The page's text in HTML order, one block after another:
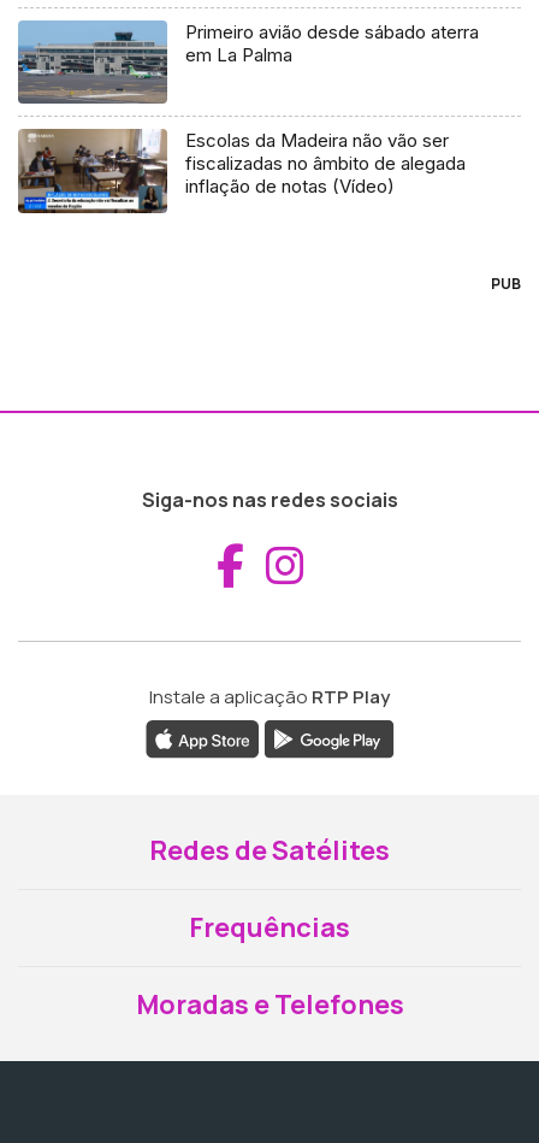
Primeiro avião desde sábado aterra
em La Palma
Escolas da Madeira não vão ser
fiscalizadas no âmbito de alegada
inflação de notas (Vídeo)
PUB
Siga-nos nas redes sociais
Aceder ao
Instale a aplicação RTP Play
Redes de Satélites
Frequências
Moradas e Telefones